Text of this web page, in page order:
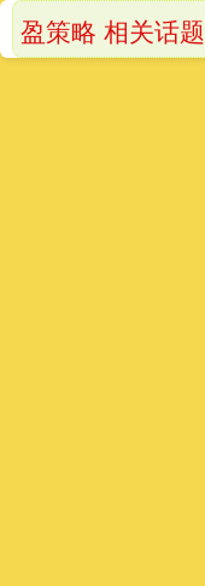
盈策略 相关话题